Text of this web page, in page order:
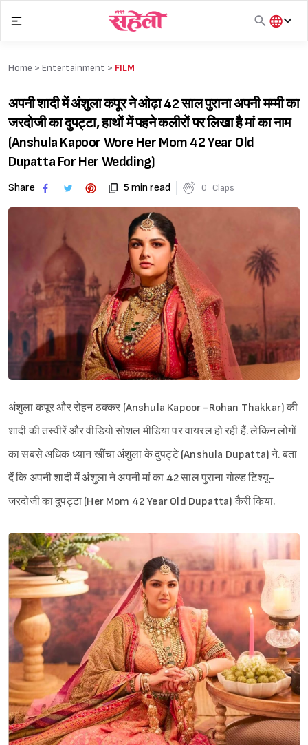
content
हिंदी
Home > Entertainment > FILM
अपनी शादी में अंशुला कपूर ने ओढ़ा 42 साल पुराना अपनी मम्मी का
जरदोजी का दुपट्टा, हाथों में पहने कलीरों पर लिखा है मां का नाम
(Anshula Kapoor Wore Her Mom 42 Year Old
Dupatta For Her Wedding)
Share 5 min read 0 Claps
अंशुला कपूर और रोहन ठक्कर (Anshula Kapoor -Rohan Thakkar) की
शादी की तस्वीरें और वीडियो सोशल मीडिया पर वायरल हो रही हैं. लेकिन लोगों
का सबसे अधिक ध्यान खींचा अंशुला के दुपट्टे (Anshula Dupatta) ने. बता
दें कि अपनी शादी में अंशुला ने अपनी मां का 42 साल पुराना गोल्ड टिश्यू-
जरदोजी का दुपट्टा (Her Mom 42 Year Old Dupatta) कैरी किया.